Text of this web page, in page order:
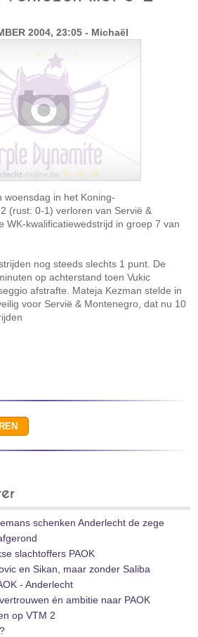
2004, 23:05 - Michaël
woensdag in het Koning-
(rust: 0-1) verloren van Servië &
WK-kwalificatiewedstrijd in groep 7 van
nog steeds slechts 1 punt. De
op achterstand toen Vukic
afstrafte. Mateja Kezman stelde in
voor Servië & Montenegro, dat nu 10
schenken Anderlecht de zege
slachtoffers PAOK
en Sikan, maar zonder Saliba
- Anderlecht
én ambitie naar PAOK
op VTM 2